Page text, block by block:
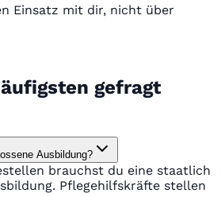
Einsatz mit dir, nicht über
gefragt
Ausbildung?
brauchst du eine staatlich
Pflegehilfskräfte stellen